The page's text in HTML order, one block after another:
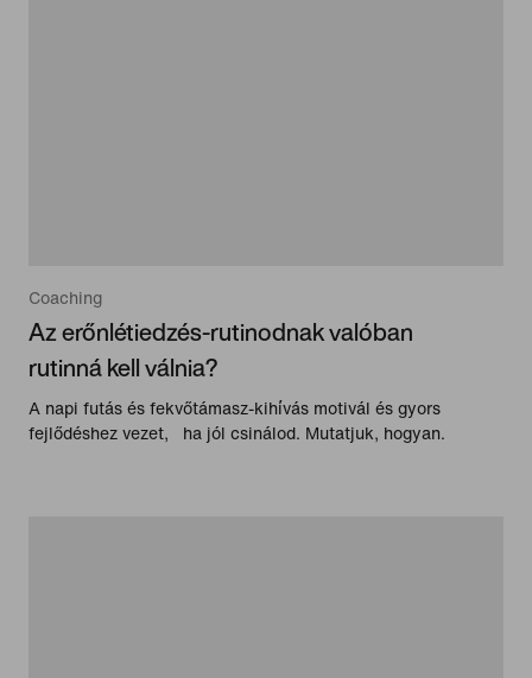
Coaching
Az erőnlétiedzés-rutinodnak valóban
rutinná kell válnia?
A napi futás és fekvőtámasz-kihívás motivál és gyors
fejlődéshez vezet, ha jól csinálod. Mutatjuk, hogyan.